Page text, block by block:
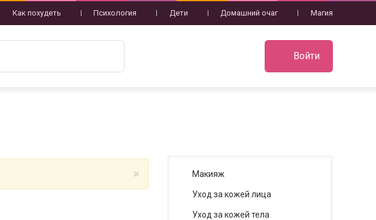
Как похудеть Психология Дети Домашний очаг Магия
Войти
× Макияж
Уход за кожей лица
Уход за кожей тела